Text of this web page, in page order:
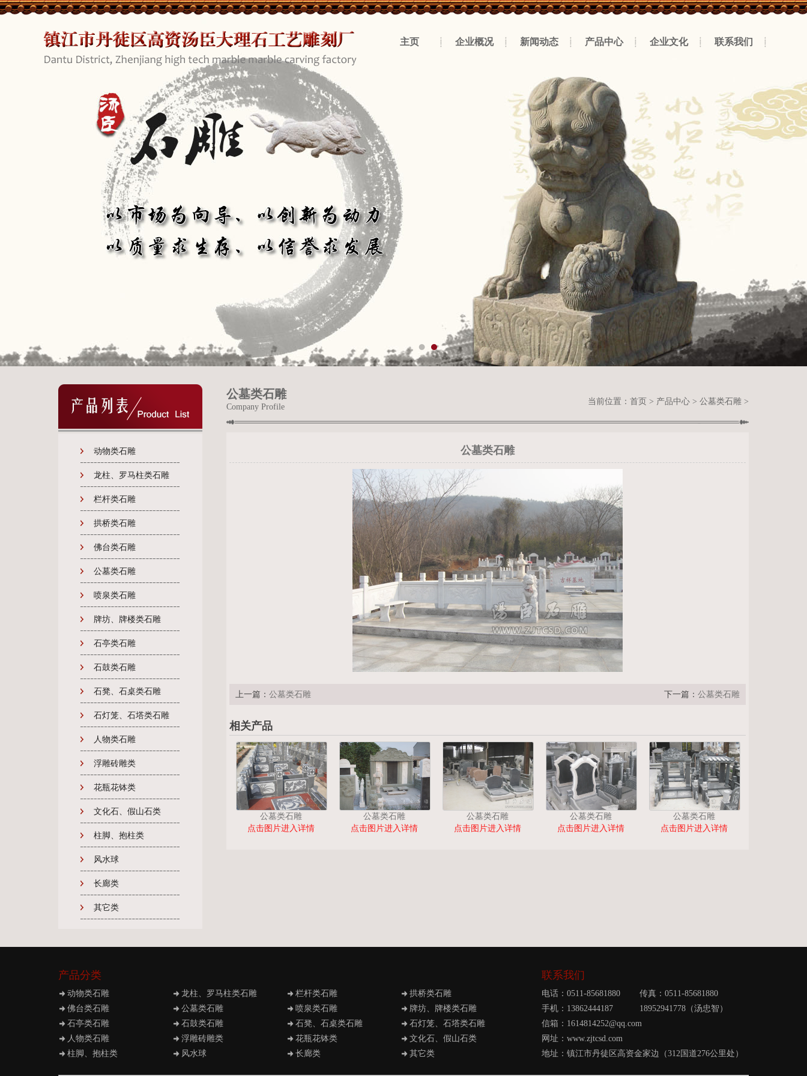
主页 企业概况 新闻动态 产品中心 企业文化 联系我们
动物类石雕
龙柱、罗马柱类石雕
栏杆类石雕
拱桥类石雕
佛台类石雕
公墓类石雕
喷泉类石雕
牌坊、牌楼类石雕
石亭类石雕
石鼓类石雕
石凳、石桌类石雕
石灯笼、石塔类石雕
人物类石雕
浮雕砖雕类
花瓶花钵类
文化石、假山石类
柱脚、抱柱类
风水球
长廊类
其它类
公墓类石雕
Company Profile
当前位置： 首页 > 产品中心 > 公墓类石雕 >
公墓类石雕
上一篇： 公墓类石雕 下一篇： 公墓类石雕
相关产品
公墓类石雕
点击图片进入详情
公墓类石雕
点击图片进入详情
公墓类石雕
点击图片进入详情
公墓类石雕
点击图片进入详情
公墓类石雕
点击图片进入详情
产品分类
动物类石雕 龙柱、罗马柱类石雕 栏杆类石雕
拱桥类石雕
佛台类石雕
公墓类石雕 喷泉类石雕
牌坊、牌楼类石雕
石亭类石雕
石鼓类石雕 石凳、石桌类石雕
石灯笼、石塔类石雕
人物类石雕
浮雕砖雕类 花瓶花钵类
文化石、假山石类
柱脚、抱柱类
风水球 长廊类 其它类
联系我们
电话：0511-85681880 传真：0511-85681880
手机：13862444187 18952941778（汤忠智）
信箱：1614814252@qq.com
网址：www.zjtcsd.com
地址：镇江市丹徒区高资金家边（312国道276公里处）